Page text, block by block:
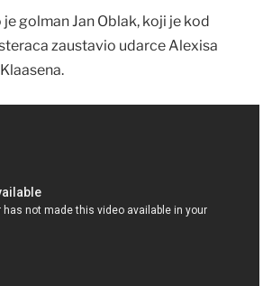
golman Jan Oblak, koji je kod
zaustavio udarce Alexisa